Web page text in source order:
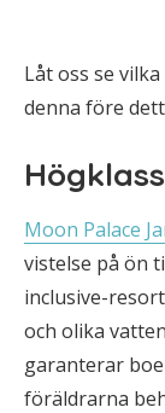
Låt oss se
denna före
Moon Palace
vistelse på ön
inclusive-
och olika
garanterar
föräldrarna